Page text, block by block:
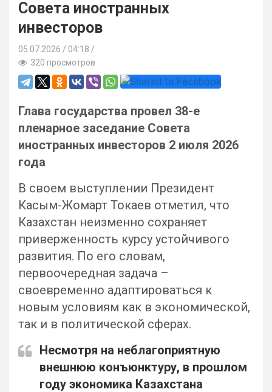
Совета иностранных
инвесторов
05.07.2026
04:18 /
320 просмотров
Глава государства провел 38-е
пленарное заседание Совета
иностранных инвесторов 2 июля 2026
года
В своем выступлении Президент
Касым-Жомарт Токаев отметил, что
Казахстан неизменно сохраняет
приверженность курсу устойчивого
развития. По его словам,
первоочередная задача –
своевременно адаптироваться к
новым условиям как в экономической,
так и в политической сферах.
Несмотря на неблагоприятную
внешнюю конъюнктуру, в прошлом
году экономика Казахстана